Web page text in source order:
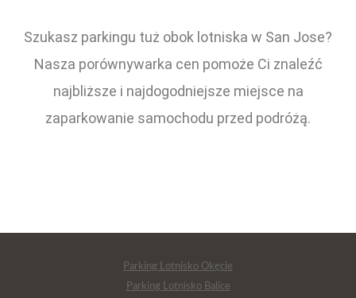
Szukasz parkingu tuż obok lotniska w San Jose?
Nasza porównywarka cen pomoże Ci znaleźć
najbliższe i najdogodniejsze miejsce na
zaparkowanie samochodu przed podróżą.
Parking Lotnisko Okęcie
Parking Lotnisko Balice